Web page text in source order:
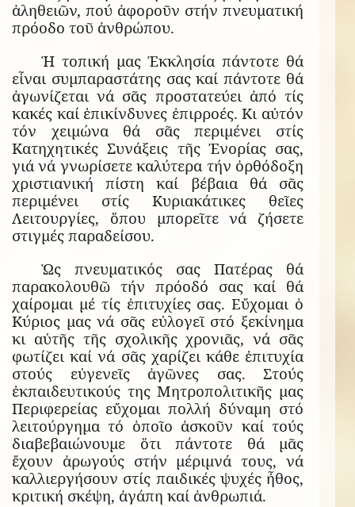
ἀληθειῶν, πού ἀφοροῦν στήν πνευματική
πρόοδο τοῦ ἀνθρώπου.
Ἡ τοπική μας Ἐκκλησία πάντοτε θά
εἶναι συμπαραστάτης σας καί πάντοτε θά
ἀγωνίζεται νά σᾶς προστατεύει ἀπό τίς
κακές καί ἐπικίνδυνες ἐπιρροές. Κι αὐτόν
τόν χειμώνα θά σᾶς περιμένει στίς
Κατηχητικές Συνάξεις τῆς Ἐνορίας σας,
γιά νά γνωρίσετε καλύτερα τήν ὀρθόδοξη
χριστιανική πίστη καί βέβαια θά σᾶς
περιμένει στίς Κυριακάτικες θεῖες
Λειτουργίες, ὅπου μπορεῖτε νά ζήσετε
στιγμές παραδείσου.
Ὡς πνευματικός σας Πατέρας θά
παρακολουθῶ τήν πρόοδό σας καί θά
χαίρομαι μέ τίς ἐπιτυχίες σας. Εὔχομαι ὁ
Κύριος μας νά σᾶς εὐλογεῖ στό ξεκίνημα
κι αὐτῆς τῆς σχολικῆς χρονιᾶς, νά σᾶς
φωτίζει καί νά σᾶς χαρίζει κάθε ἐπιτυχία
στούς εὐγενεῖς ἀγῶνες σας. Στούς
ἐκπαιδευτικούς της Μητροπολιτικῆς μας
Περιφερείας εὔχομαι πολλή δύναμη στό
λειτούργημα τό ὁποῖο ἀσκοῦν καί τούς
διαβεβαιώνουμε ὅτι πάντοτε θά μᾶς
ἔχουν ἀρωγούς στήν μέριμνά τους, νά
καλλιεργήσουν στίς παιδικές ψυχές ἦθος,
κριτική σκέψη, ἀγάπη καί ἀνθρωπιά.